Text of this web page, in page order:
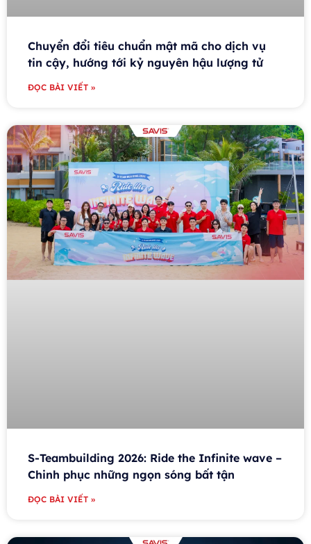
Chuyển đổi tiêu chuẩn mật mã cho dịch vụ
tin cậy, hướng tới kỷ nguyên hậu lượng tử
ĐỌC BÀI VIẾT »
S-Teambuilding 2026: Ride the Infinite wave –
Chinh phục những ngọn sóng bất tận
ĐỌC BÀI VIẾT »